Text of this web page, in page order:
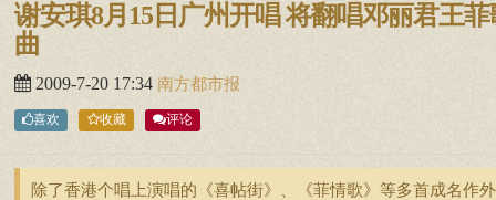
谢安琪8月15日广州开唱 将翻唱邓丽君王菲
曲
2009-7-20 17:34 南方都市报
喜欢 收藏 评论
除了香港个唱上演唱的《喜帖街》、《菲情歌》等多首成名作